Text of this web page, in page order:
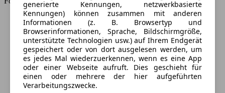
generierte Kennungen, netzwerkbasierte
Kennungen) können zusammen mit anderen
Informationen (z. B. Browsertyp und
Browserinformationen, Sprache, Bildschirmgröße,
unterstützte Technologien usw.) auf Ihrem Endgerät
gespeichert oder von dort ausgelesen werden, um
es jedes Mal wiederzuerkennen, wenn es eine App
oder einer Webseite aufruft. Dies geschieht für
einen oder mehrere der hier aufgeführten
Verarbeitungszwecke.